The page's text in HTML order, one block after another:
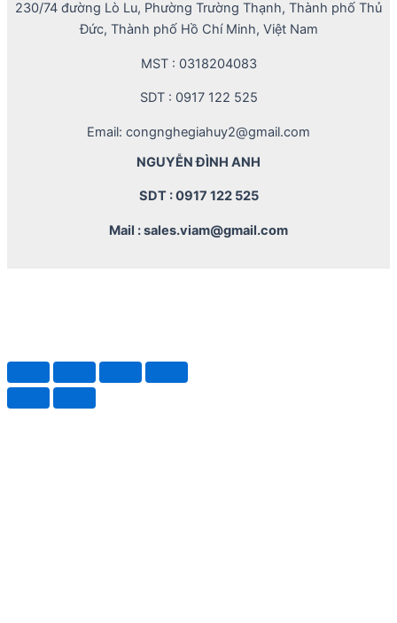
230/74 đường Lò Lu, Phường Trường Thạnh, Thành phố Thủ
Đức, Thành phố Hồ Chí Minh, Việt Nam
MST : 0318204083
SDT : 0917 122 525
Email: congnghegiahuy2@gmail.com
NGUYỄN ĐÌNH ANH
SDT : 0917 122 525
Mail : sales.viam@gmail.com